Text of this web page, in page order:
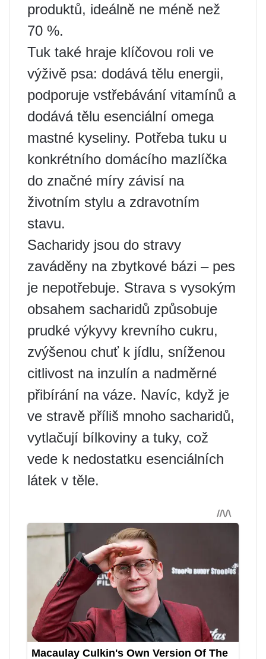
produktů, ideálně ne méně než
70 %.
Tuk také hraje klíčovou roli ve
výživě psa: dodává tělu energii,
podporuje vstřebávání vitamínů a
dodává tělu esenciální omega
mastné kyseliny. Potřeba tuku u
konkrétního domácího mazlíčka
do značné míry závisí na
životním stylu a zdravotním
stavu.
Sacharidy jsou do stravy
zaváděny na zbytkové bázi – pes
je nepotřebuje. Strava s vysokým
obsahem sacharidů způsobuje
prudké výkyvy krevního cukru,
zvýšenou chuť k jídlu, sníženou
citlivost na inzulín a nadměrné
přibírání na váze. Navíc, když je
ve stravě příliš mnoho sacharidů,
vytlačují bílkoviny a tuky, což
vede k nedostatku esenciálních
látek v těle.